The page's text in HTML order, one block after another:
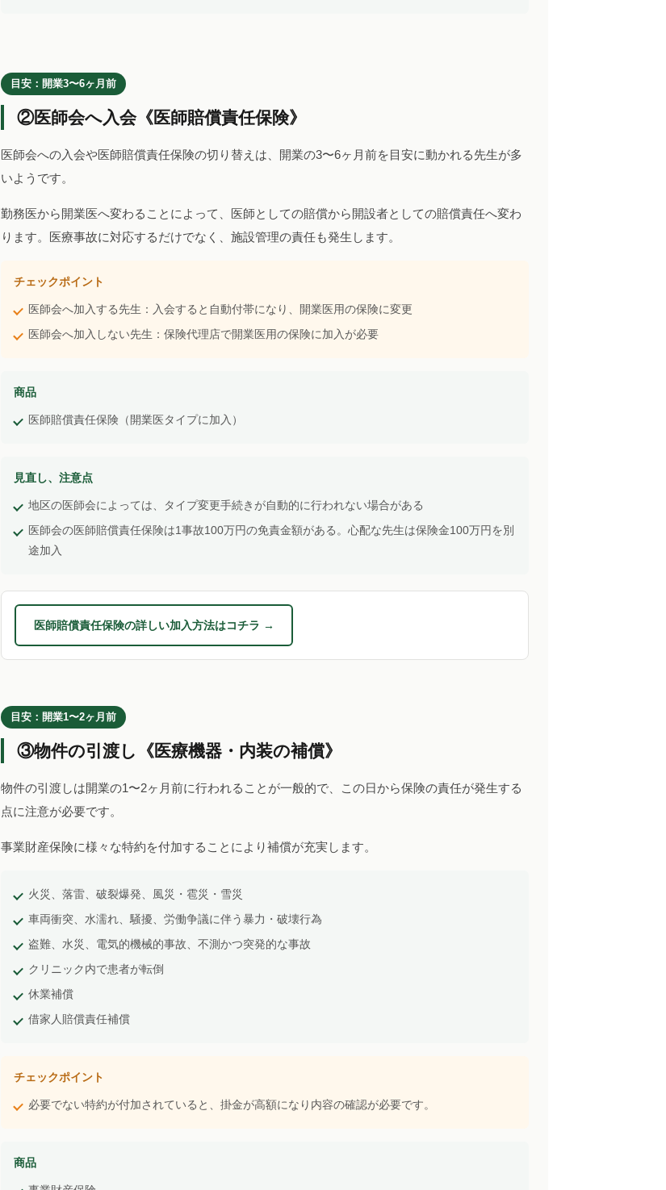
目安：開業3〜6ヶ月前
②医師会へ入会《医師賠償責任保険》
医師会への入会や医師賠償責任保険の切り替えは、開業の3〜6ヶ月前を目安に動かれる先生が多
いようです。
勤務医から開業医へ変わることによって、医師としての賠償から開設者としての賠償責任へ変わ
ります。医療事故に対応するだけでなく、施設管理の責任も発生します。
チェックポイント
医師会へ加入する先生：入会すると自動付帯になり、開業医用の保険に変更
医師会へ加入しない先生：保険代理店で開業医用の保険に加入が必要
商品
医師賠償責任保険（開業医タイプに加入）
見直し、注意点
地区の医師会によっては、タイプ変更手続きが自動的に行われない場合がある
医師会の医師賠償責任保険は1事故100万円の免責金額がある。心配な先生は保険金100万円を別
途加入
医師賠償責任保険の詳しい加入方法はコチラ →
目安：開業1〜2ヶ月前
③物件の引渡し《医療機器・内装の補償》
物件の引渡しは開業の1〜2ヶ月前に行われることが一般的で、この日から保険の責任が発生する
点に注意が必要です。
事業財産保険に様々な特約を付加することにより補償が充実します。
火災、落雷、破裂爆発、風災・雹災・雪災
車両衝突、水濡れ、騒擾、労働争議に伴う暴力・破壊行為
盗難、水災、電気的機械的事故、不測かつ突発的な事故
クリニック内で患者が転倒
休業補償
借家人賠償責任補償
チェックポイント
必要でない特約が付加されていると、掛金が高額になり内容の確認が必要です。
商品